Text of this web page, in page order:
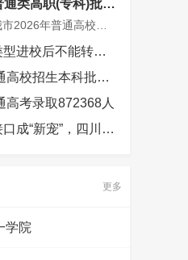
通类高职(专科)批次
询志愿录取结果可
生录取工作顺利结
四川：哪些招生类型进校后不能转专业
广西：2026年普通高校招生本科批次录取圆满结束
高考录取872368人
具身智能、脑机接口成“新宠”，四川高考生今年最爱哪些专业？
更多
学院